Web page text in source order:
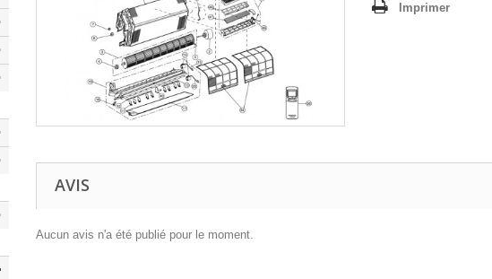
Imprimer
AVIS
Aucun avis n'a été publié pour le moment.